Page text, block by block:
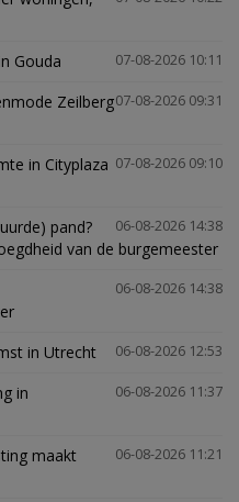
07-08-2026 10:11
Gouda
07-08-2026 09:31
Zeilberg
07-08-2026 09:10
in Cityplaza
06-08-2026 14:38
pand?
van de burgemeester
06-08-2026 14:38
06-08-2026 12:53
in Utrecht
06-08-2026 11:37
in
06-08-2026 11:21
maakt